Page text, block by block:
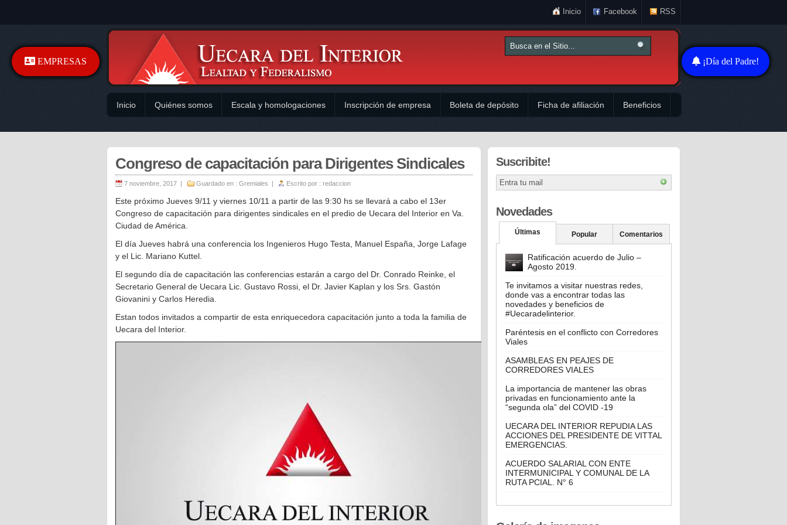
Inicio Facebook RSS
Inicio Quiénes somos Escala y homologaciones Inscripción de empresa Boleta de depósito Ficha de afiliación Beneficios
Congreso de capacitación para Dirigentes Sindicales
7 noviembre, 2017 | Guardado en : Gremiales | Escrito por : redaccion
Este próximo Jueves 9/11 y viernes 10/11 a partir de las 9:30 hs se llevará a cabo el 13er
Congreso de capacitación para dirigentes sindicales en el predio de Uecara del Interior en Va.
Ciudad de América.
El día Jueves habrá una conferencia los Ingenieros Hugo Testa, Manuel España, Jorge Lafage
y el Lic. Mariano Kuttel.
El segundo día de capacitación las conferencias estarán a cargo del Dr. Conrado Reinke, el
Secretario General de Uecara Lic. Gustavo Rossi, el Dr. Javier Kaplan y los Srs. Gastón
Giovanini y Carlos Heredia.
Estan todos invitados a compartir de esta enriquecedora capacitación junto a toda la familia de
Uecara del Interior.
Suscribite!
Novedades
Últimas Popular Comentarios
Ratificación acuerdo de Julio –
Agosto 2019.
Te invitamos a visitar nuestras redes,
donde vas a encontrar todas las
novedades y beneficios de
#Uecaradelinterior.
Paréntesis en el conflicto con Corredores
Viales
ASAMBLEAS EN PEAJES DE
CORREDORES VIALES
La importancia de mantener las obras
privadas en funcionamiento ante la
“segunda ola” del COVID -19
UECARA DEL INTERIOR REPUDIA LAS
ACCIONES DEL PRESIDENTE DE VITTAL
EMERGENCIAS.
ACUERDO SALARIAL CON ENTE
INTERMUNICIPAL Y COMUNAL DE LA
RUTA PCIAL. N° 6
¡Día del Padre!
EMPRESAS